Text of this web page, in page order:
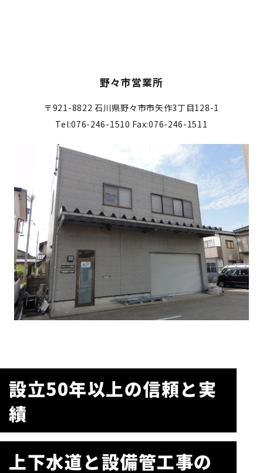
設立50年以上の信頼と実
績
上下水道と設備管工事の
野々市営業所
〒921-8822 石川県野々市市矢作3丁目128-1
Tel:076-246-1510 Fax:076-246-1511